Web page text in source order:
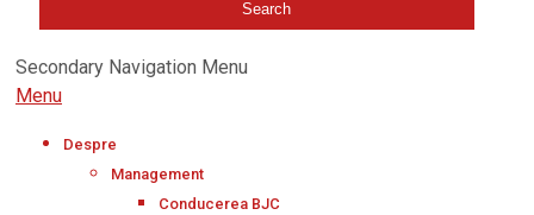
Secondary Navigation Menu
Menu
Despre
Management
Conducerea BJC